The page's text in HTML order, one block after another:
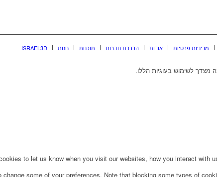
ISRAEL3D חנות תוכנות הדרכת חברות אודות מדיניות פרטיות
לשימוש בעוגיות הללו.
to let us know when you visit our websites, how you interact with
some of your preferences. Note that blocking some types of